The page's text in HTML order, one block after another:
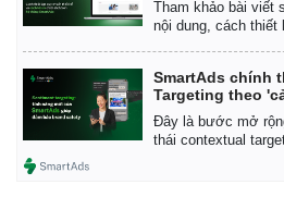
Tham khảo bài viết
nội dung, cách thiết
SmartAds chính
Targeting theo
Đây là bước mở
thái contextual